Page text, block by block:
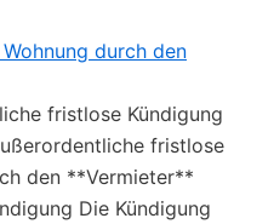
durch den
fristlose Kündigung
fristlose
den **Vermieter**
Die Kündigung